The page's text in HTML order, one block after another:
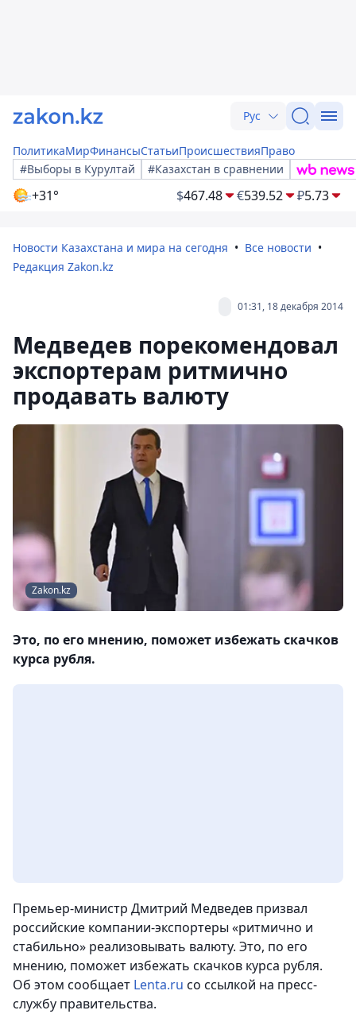
Рус
ПолитикаМирФинансыСтатьиПроисшествияПраво
#Выборы в Курултай
#Казахстан в сравнении
+31° $467.48 €539.52 ₽5.73
Новости Казахстана и мира на сегодня
Все новости
Редакция Zakon.kz
01:31, 18 декабря 2014
Медведев порекомендовал
экспортерам ритмично
продавать валюту
Zakon.kz
Это, по его мнению, поможет избежать скачков
курса рубля.
Премьер-министр Дмитрий Медведев призвал
российские компании-экспортеры «ритмично и
стабильно» реализовывать валюту. Это, по его
мнению, поможет избежать скачков курса рубля.
Об этом сообщает Lenta.ru со ссылкой на пресс-
службу правительства.